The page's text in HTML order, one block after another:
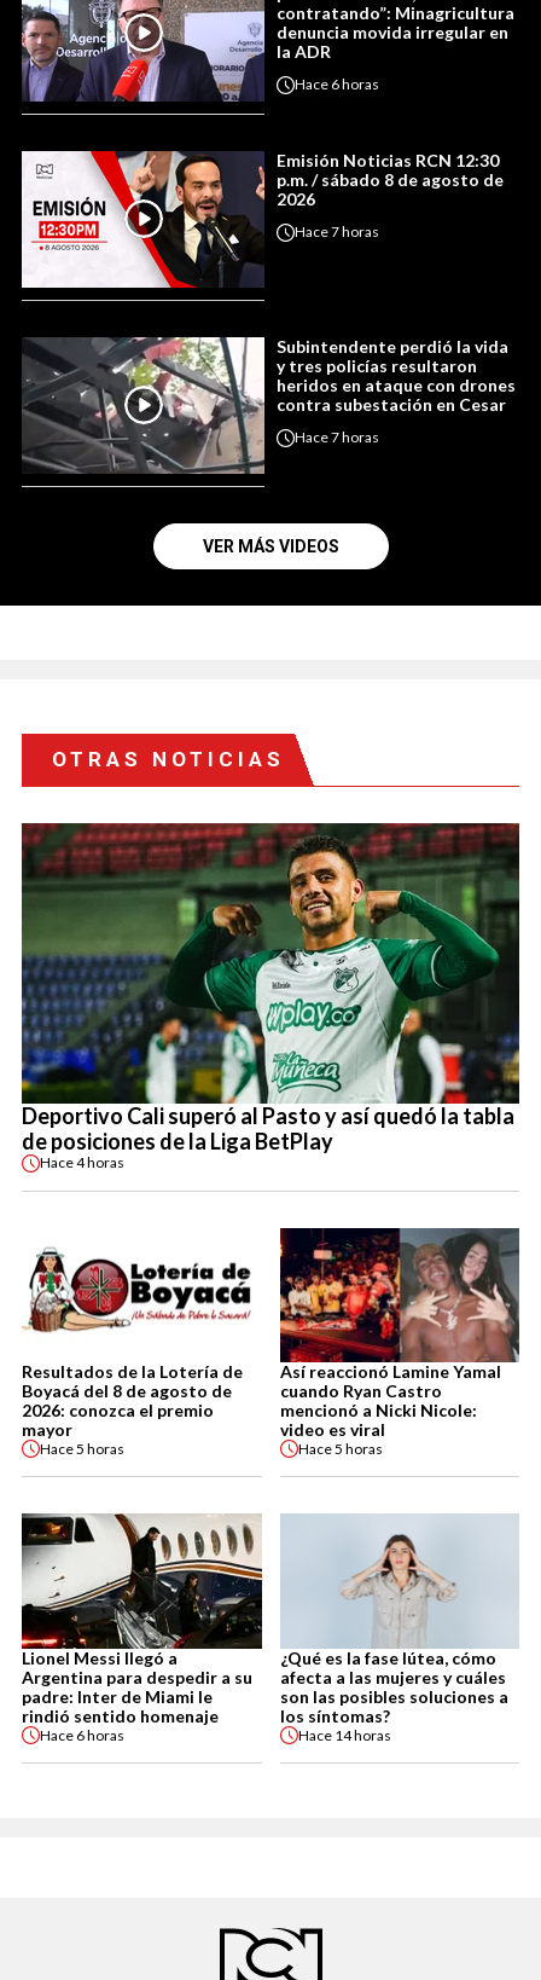
contratando”: Minagricultura
denuncia movida irregular en
la ADR
Hace 6 horas
Emisión Noticias RCN 12:30
p.m. / sábado 8 de agosto de
2026
Hace7 horas
Subintendente perdió la vida
y tres policías resultaron
heridos en ataque con drones
contra subestación en Cesar
Hace7 horas
VER MÁS VIDEOS
OTRAS NOTICIAS
Deportivo Cali superó al Pasto y así quedó la tabla
de posiciones de la Liga BetPlay
Hace4 horas
Resultados de la Lotería de
Boyacá del 8 de agosto de
2026: conozca el premio
mayor
Hace5 horas
Así reaccionó Lamine Yamal
cuando Ryan Castro
mencionó a Nicki Nicole:
video es viral
Hace5 horas
Lionel Messi llegó a
Argentina para despedir a su
padre: Inter de Miami le
rindió sentido homenaje
Hace 6 horas
¿Qué es la fase lútea, cómo
afecta a las mujeres y cuáles
son las posibles soluciones a
los síntomas?
Hace 14 horas